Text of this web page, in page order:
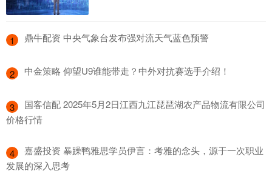
1 ​鼎牛配资 中央气象台发布强对流天气蓝色预警
2 ​中金策略 仰望U9谁能带走？中外对抗赛选手介绍！
3
​国客信配 2025年5月2日江西九江琵琶湖农产品物流有限公司
价格行情
4
​嘉盛投资 暴躁鸭雅思学员伊言：考雅的念头，源于一次职业
发展的深入思考